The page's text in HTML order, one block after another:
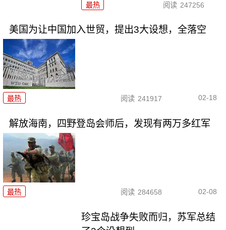
最热 阅读 247256
美国为让中国加入世贸，提出3大设想，全落空
最热 阅读 241917 02-18
解放海南，四野登岛会师后，发现有两万多红军
最热 阅读 284658 02-08
珍宝岛战争失败而归，苏军总结